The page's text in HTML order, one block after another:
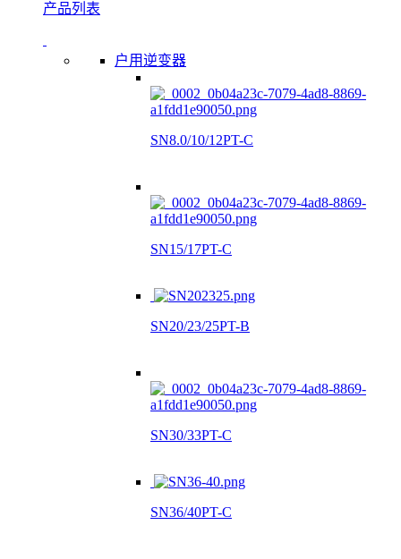
产品列表
户用逆变器
SN8.0/10/12PT-C
SN15/17PT-C
SN20/23/25PT-B
SN30/33PT-C
SN36/40PT-C